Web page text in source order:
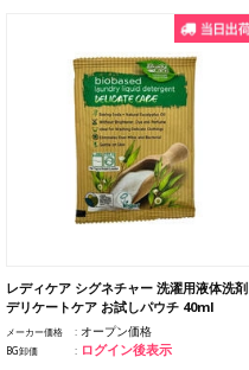
レディケア シグネチャー 洗濯用液体洗剤
デリケートケア お試しパウチ 40ml
メーカー価格 オープン価格
BG卸価 ログイン後表示